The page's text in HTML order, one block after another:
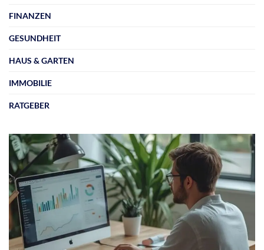
FINANZEN
GESUNDHEIT
HAUS & GARTEN
IMMOBILIE
RATGEBER